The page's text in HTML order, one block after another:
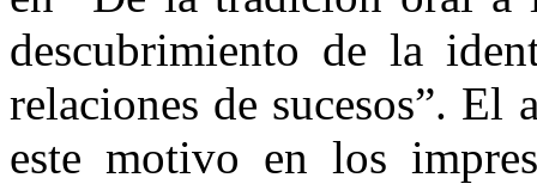
descubrimiento de la
relaciones de sucesos”.
este motivo en los